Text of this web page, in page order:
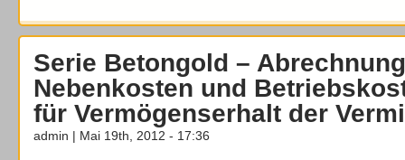
Serie Betongold –
Nebenkosten und
für Vermögenserhalt der
admin | Mai 19th, 2012 - 17:36